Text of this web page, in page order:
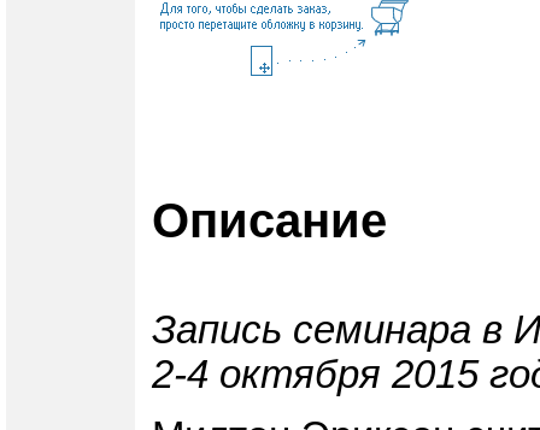
Описание
Запись семинара в
2-4 октября 2015